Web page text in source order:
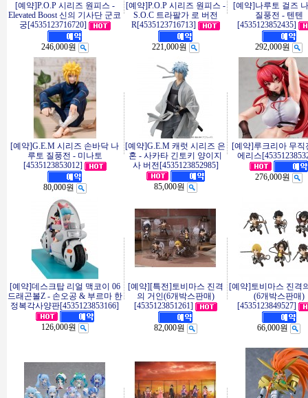
[예약]P.O.P 시리즈 원피스 -
Elevated Boost 신의 기사단 군코
궁[4535123716720]
246,000원
[예약]P.O.P 시리즈 원피스 -
S.O.C 트라팔가 로 버전
R[4535123716713]
221,000원
[예약]나루토 걸즈
질풍전 - 텐텐
[4535123852435]
292,000원
[예약]G.E.M 시리즈 손바닥 나
루토 질풍전 - 미나토
[4535123853012]
80,000원
[예약]G.E.M 캐럿 시리즈 은
혼 - 사카타 긴토키 양이지
사 버전[4535123852985]
85,000원
[예약]루크리아 무직
에리스
276,000원
[예약]데스크탑 리얼 맥코이 06
드래곤볼Z - 손오공 & 부르마 한
정복각사양판[4535123853166]
126,000원
[예약][특전]토비마스 진격
의 거인(6개박스판매)
[4535123851261]
82,000원
[예약]토비마스 진격
(6개박스판매)
[4535123849527]
66,000원